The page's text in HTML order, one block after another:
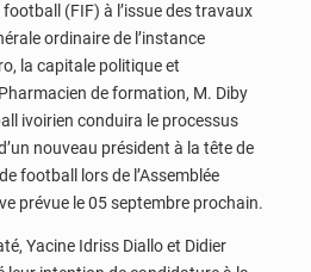
(FIF) à l’issue des travaux
ordinaire de l’instance
la capitale politique et
de formation, M. Diby
ivoirien conduira le processus
nouveau président à la tête de
football lors de l’Assemblée
prévue le 05 septembre prochain.
Yacine Idriss Diallo et Didier